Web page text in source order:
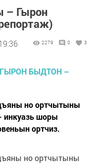
– Гырон
2279 0 3
но ортчытыны
инкуазь шоры
ортчиз.
но ортчытыны